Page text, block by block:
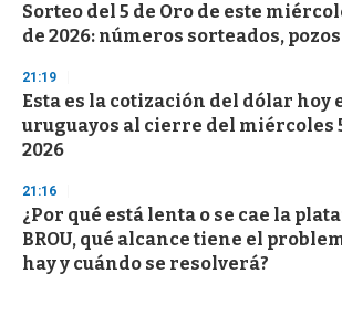
Sorteo del 5 de Oro de este
de 2026: números sorteados,
21:19
Esta es la cotización del dólar hoy
uruguayos al cierre del miércoles
2026
21:16
¿Por qué está lenta o se cae la
BROU, qué alcance tiene el
hay y cuándo se resolverá?